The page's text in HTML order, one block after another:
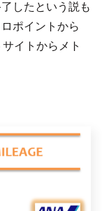
したという説も
ポイントから
イトからメト